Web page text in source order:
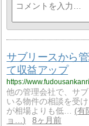
サブリースから
て収益アップ
他の管理会社で、サ
いる物件の相談を受
が相場よりも低…
有
ョ…
8ヶ月前